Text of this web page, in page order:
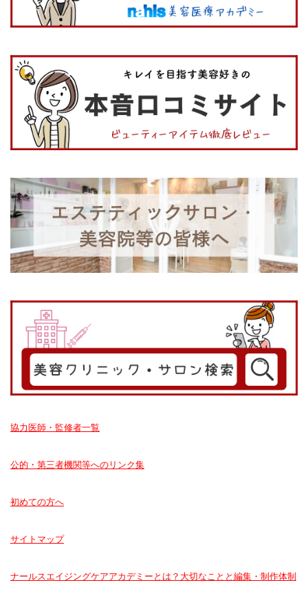
協力医師・監修者一覧
公的・第三者機関等へのリンク集
初めての方へ
サイトマップ
ナールスエイジングケアアカデミーとは？大切なことと編集・制作体制